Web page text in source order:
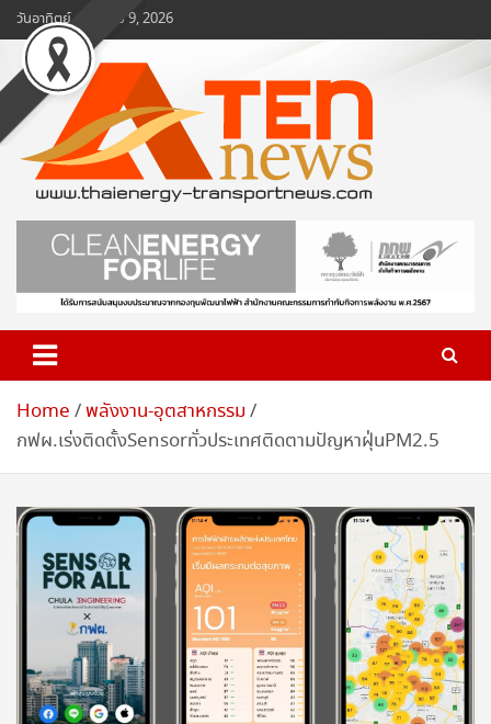
Skip
to
content
วันอาทิตย์, สิงหาคม 9, 2026
www.ten-news.com
ข่าวพลังงานและคมนาคม
Home พลังงาน-อุตสาหกรรม
กฟผ.เร่งติดตั้งSensorทั่วประเทศติดตามปัญหาฝุ่นPM2.5